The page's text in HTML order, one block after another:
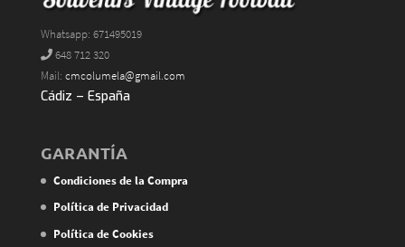
Whatsapp: 671495019
648 712 320
Mail: cmcolumela@gmail.com
Cádiz – España
GARANTÍA
Condiciones de la Compra
Política de Privacidad
Política de Cookies